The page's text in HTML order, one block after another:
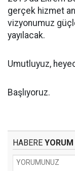
gerçek hizmet
vizyonumuz
yayılacak.
Umutluyuz,
Başlıyoruz.
HABERE